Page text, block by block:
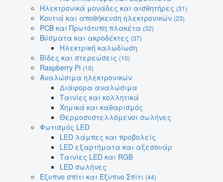
Ηλεκτρονικά μονάδες και αισθητήρες (31)
Κουτιά και αποθήκευση ηλεκτρονικών (23)
PCB και Πρωτότυπη πλακέτα (32)
Βύσματα και ακροδέκτες (37)
Ηλεκτρική καλωδίωση
Βίδες και στερεώσεις (10)
Raspberry Pi (10)
Αναλώσιμα ηλεκτρονικών
Διάφορα αναλώσιμα
Ταινίες και κολλητικά
Χημικά και καθαρισμός
Θερμοσυστελλόμενοι σωλήνες
Φωτισμός LED
LED λάμπες και προβολείς
LED εξαρτήματα και αξεσουάρ
Ταινίες LED και RGB
LED σωλήνες
Έξυπνο σπίτι και Έξυπνο Σπίτι (44)